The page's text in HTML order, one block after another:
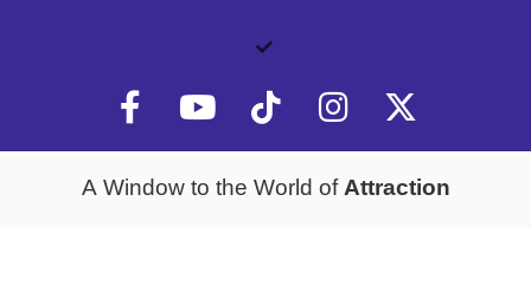
A Window to the World ofAttraction